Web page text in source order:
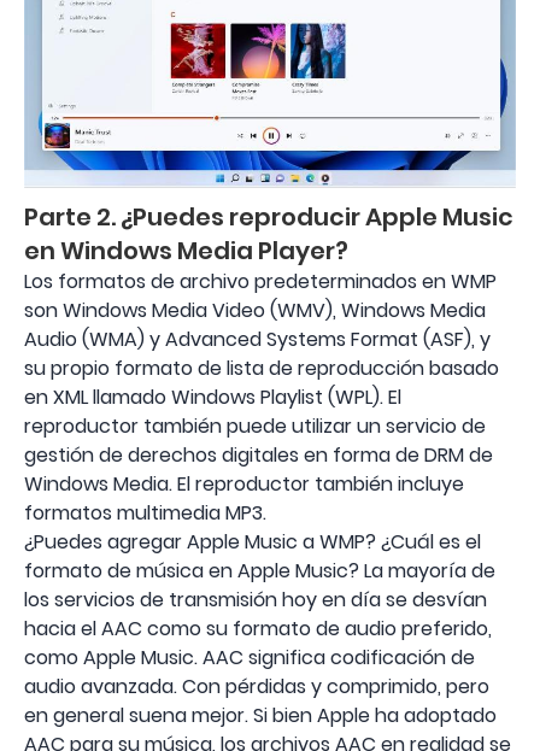
Parte 2. ¿Puedes reproducir Apple Music
en Windows Media Player?
Los formatos de archivo predeterminados en WMP
son Windows Media Video (WMV), Windows Media
Audio (WMA) y Advanced Systems Format (ASF), y
su propio formato de lista de reproducción basado
en XML llamado Windows Playlist (WPL). El
reproductor también puede utilizar un servicio de
gestión de derechos digitales en forma de DRM de
Windows Media. El reproductor también incluye
formatos multimedia MP3.
¿Puedes agregar Apple Music a WMP? ¿Cuál es el
formato de música en Apple Music? La mayoría de
los servicios de transmisión hoy en día se desvían
hacia el AAC como su formato de audio preferido,
como Apple Music. AAC significa codificación de
audio avanzada. Con pérdidas y comprimido, pero
en general suena mejor. Si bien Apple ha adoptado
AAC para su música, los archivos AAC en realidad se